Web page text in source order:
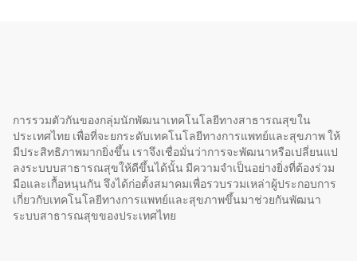
การรวมตัวกันของกลุ่มนักพัฒนาเทคโนโลยีทางสาธารณสุขใน
ประเทศไทย เพื่อที่จะยกระดับเทคโนโลยีทางการแพทย์และสุขภาพ ให้
มีประสิทธิภาพมากยิ่งขึ้น เราจึงเชื่อมั่นว่าการจะพัฒนาหรือเปลี่ยนแป
ลงระบบบสาธารณสุขให้ดีขึ้นได้นั้น มีความจำเป็นอย่างยิ่งที่ต้องร่วม
มือและเกื้อหนุนกัน จึงได้ก่อตั้งสมาคมเพื่อรวบรวมเหล่าผู้ประกอบการ
เกี่ยวกับเทคโนโลยีทางการแพทย์และสุขภาพขึ้นมาช่วยกันพัฒนา
ระบบสาธารณสุขของประเทศไทย